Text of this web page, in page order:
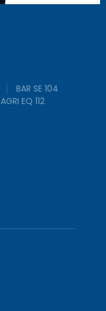
BAR SE 104
AGRI EQ 112